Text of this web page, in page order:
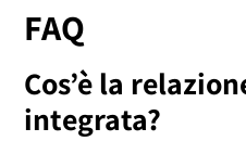
FAQ
Cos’è la
integrata?